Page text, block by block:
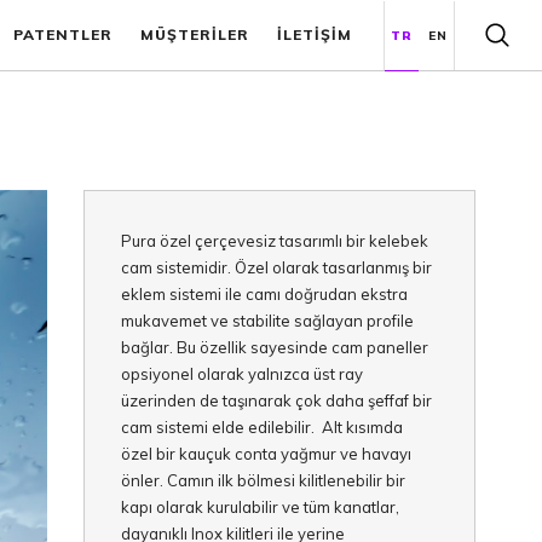
PATENTLER MÜŞTERİLER İLETİŞİM TR EN
Pura özel çerçevesiz tasarımlı bir kelebek
cam sistemidir. Özel olarak tasarlanmış bir
eklem sistemi ile camı doğrudan ekstra
mukavemet ve stabilite sağlayan profile
bağlar. Bu özellik sayesinde cam paneller
opsiyonel olarak yalnızca üst ray
üzerinden de taşınarak çok daha şeffaf bir
cam sistemi elde edilebilir. Alt kısımda
özel bir kauçuk conta yağmur ve havayı
önler. Camın ilk bölmesi kilitlenebilir bir
kapı olarak kurulabilir ve tüm kanatlar,
dayanıklı Inox kilitleri ile yerine